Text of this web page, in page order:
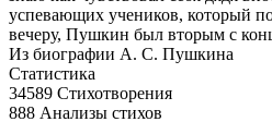
успевающих учеников, который
вечеру, Пушкин был вторым с
Из биографии А. С. Пушкина
Статистика
34589 Стихотворения
888 Анализы стихов